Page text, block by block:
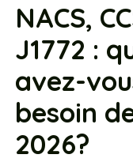
NACS,
J1772 :
avez-
besoin
2026?